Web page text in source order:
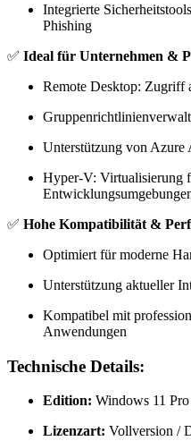
Integrierte
Phishing
✅ Ideal für Unternehmen &
Remote Desktop: Zugriff
Unterstützung von
Hyper-V: Virtualisierung
✅ Hohe Kompatibilität &
Optimiert für moderne
Unterstützung aktueller
Kompatibel mit
Anwendungen
Technische Details:
Edition: Windows 11 Pro
Lizenzart: Vollversion /